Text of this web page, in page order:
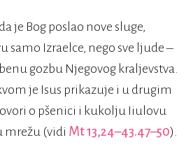
je Bog poslao nove sluge,
samo Izraelce, nego sve ljude –
gozbu Njegovog kraljevstva.
je Isus prikazuje i u drugim
o pšenici i kukolju Iiulovu
mrežu (vidi Mt 13,24–43.47–50).